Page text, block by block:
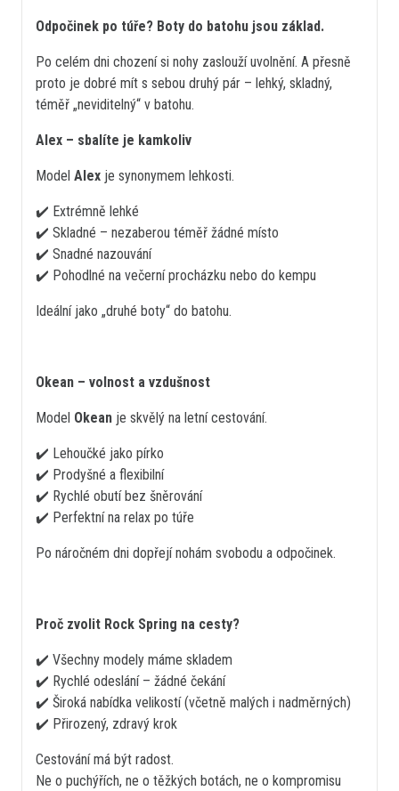
Odpočinek po túře? Boty do batohu jsou základ.
Po celém dni chození si nohy zaslouží uvolnění. A přesně
proto je dobré mít s sebou druhý pár – lehký, skladný,
téměř „neviditelný“ v batohu.
Alex – sbalíte je kamkoliv
Model Alex je synonymem lehkosti.
✔️ Extrémně lehké
✔️ Skladné – nezaberou téměř žádné místo
✔️ Snadné nazouvání
✔️ Pohodlné na večerní procházku nebo do kempu
Ideální jako „druhé boty“ do batohu.
Okean – volnost a vzdušnost
Model Okean je skvělý na letní cestování.
✔️ Lehoučké jako pírko
✔️ Prodyšné a flexibilní
✔️ Rychlé obutí bez šněrování
✔️ Perfektní na relax po túře
Po náročném dni dopřejí nohám svobodu a odpočinek.
Proč zvolit Rock Spring na cesty?
✔️ Všechny modely máme skladem
✔️ Rychlé odeslání – žádné čekání
✔️ Široká nabídka velikostí (včetně malých i nadměrných)
✔️ Přirozený, zdravý krok
Cestování má být radost.
Ne o puchýřích, ne o těžkých botách, ne o kompromisu